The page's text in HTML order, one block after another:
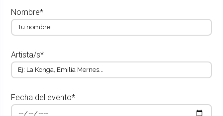
Nombre*
Artista/s*
Fecha del evento*